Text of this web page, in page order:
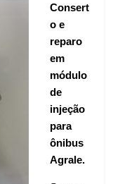
Consert
o e
reparo
em
módulo
de
injeção
para
ônibus
Agrale.